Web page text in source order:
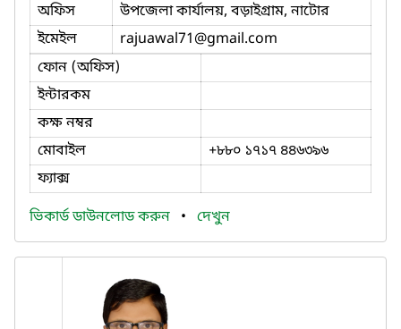
অফিস
উপজেলা কার্যালয়, বড়াইগ্রাম, নাটোর
ইমেইল
rajuawal71@gmail.com
ফোন (অফিস)
ইন্টারকম
কক্ষ নম্বর
মোবাইল
+৮৮০ ১৭১৭ ৪৪৬৩৯৬
ফ্যাক্স
ভিকার্ড ডাউনলোড করুন • দেখুন